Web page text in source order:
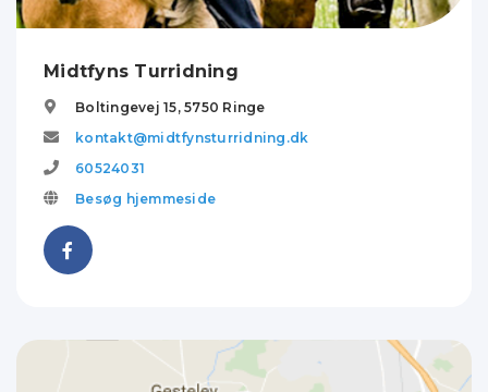
Midtfyns Turridning
Boltingevej 15, 5750 Ringe
kontakt@midtfynsturridning.dk
60524031
Besøg hjemmeside